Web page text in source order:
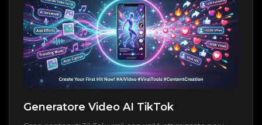
Generatore Video AI TikTok